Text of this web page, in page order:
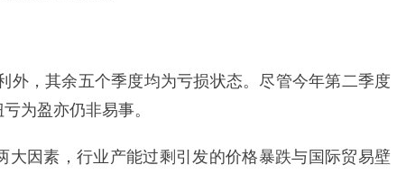
外，其余五个季度均为亏损状态。尽管今年第二季度
为盈亦仍非易事。
因素，行业产能过剩引发的价格暴跌与国际贸易壁